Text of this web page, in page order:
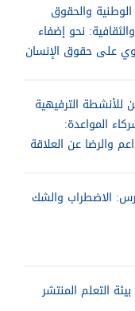
والحقوق
نحو إضفاء
على حقوق الإنسان
للأنشطة الترفيهية
المواعدة:
والرضا عن العلاقة
الاضطراب والشك
التعلم المنتشر